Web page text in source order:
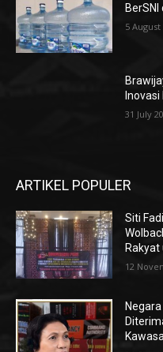
5 August
31 July
ARTIKEL POPULER
Siti
12